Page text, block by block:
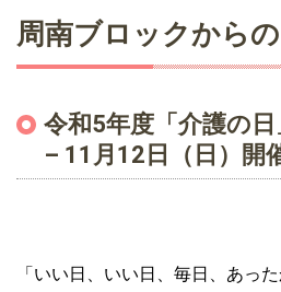
周南ブロックから
令和5年度「介護の
– 11月12日（日）開
「いい日、いい日、毎日、あっ